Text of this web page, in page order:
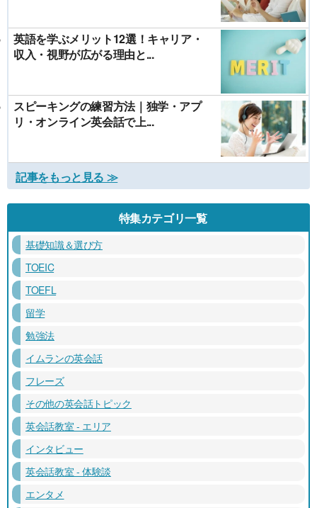
英語を学ぶメリット12選！キャリア・
収入・視野が広がる理由と...
スピーキングの練習方法｜独学・アプ
リ・オンライン英会話で上...
記事をもっと見る ≫
特集カテゴリ一覧
基礎知識＆選び方
TOEIC
TOEFL
留学
勉強法
イムランの英会話
フレーズ
その他の英会話トピック
英会話教室 - エリア
インタビュー
英会話教室 - 体験談
エンタメ